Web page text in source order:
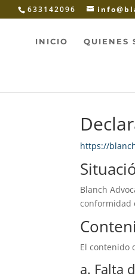
633142096
INICIO QUIENES
https://
Blanch
conformidad
El contenido
a. Falta